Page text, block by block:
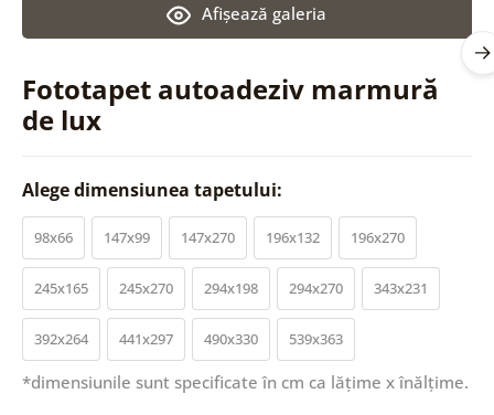
Fototapet autoadeziv marmură
de lux
Afişează galeria
Alege dimensiunea tapetului:
98x66 147x99 147x270 196x132 196x270
245x165 245x270 294x198 294x270 343x231
392x264 441x297 490x330 539x363
*dimensiunile sunt specificate în cm ca lățime x înălțime.